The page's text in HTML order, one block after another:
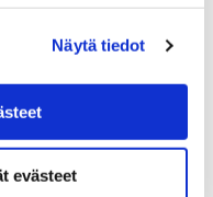
Näytä tiedot
evästeet
viikolla